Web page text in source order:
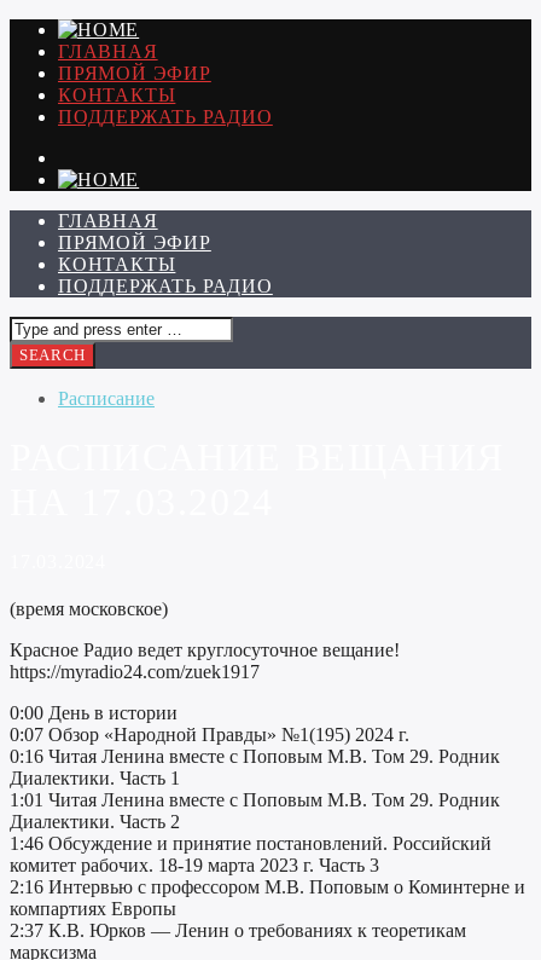
ГЛАВНАЯ
ПРЯМОЙ ЭФИР
КОНТАКТЫ
ПОДДЕРЖАТЬ РАДИО
ГЛАВНАЯ
ПРЯМОЙ ЭФИР
КОНТАКТЫ
ПОДДЕРЖАТЬ РАДИО
Расписание
(время московское)
Красное Радио ведет круглосуточное вещание!
https://myradio24.com/zuek1917
0:00 День в истории
0:07 Обзор «Народной Правды» №1(195) 2024 г.
0:16 Читая Ленина вместе с Поповым М.В. Том 29. Родник
Диалектики. Часть 1
1:01 Читая Ленина вместе с Поповым М.В. Том 29. Родник
Диалектики. Часть 2
1:46 Обсуждение и принятие постановлений. Российский
комитет рабочих. 18-19 марта 2023 г. Часть 3
2:16 Интервью c профессором М.В. Поповым о Коминтерне и
компартиях Европы
2:37 К.В. Юрков — Ленин о требованиях к теоретикам
марксизма